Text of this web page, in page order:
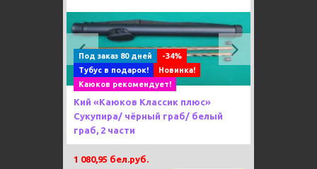
Previous Next
Под заказ 80 дней
-34%
Тубус в подарок!
Новинка!
Каюков рекомендует!
Кий «Каюков Классик плюс»
Сукупира/ чёрный граб/ белый
граб, 2 части
1 080,95 бел.руб.